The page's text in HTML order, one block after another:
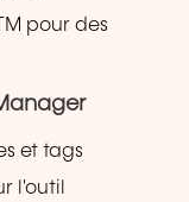
pour des
et tags
l'outil